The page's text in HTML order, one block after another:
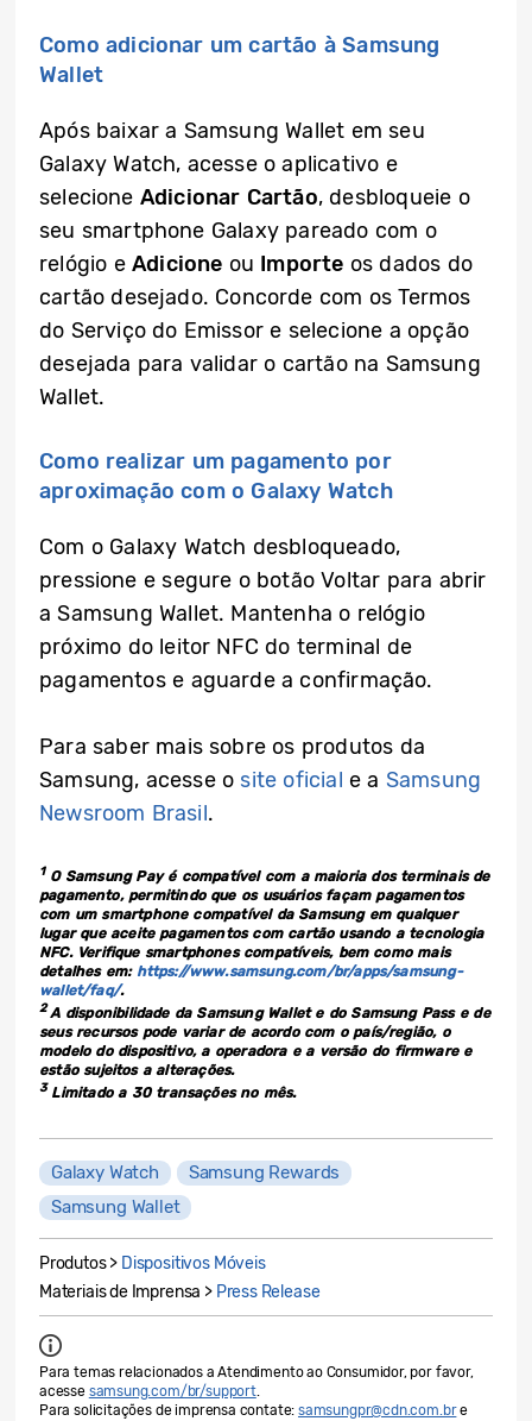
Como adicionar um cartão à Samsung
Wallet
Após baixar a Samsung Wallet em seu
Galaxy Watch, acesse o aplicativo e
selecione Adicionar Cartão, desbloqueie o
seu smartphone Galaxy pareado com o
relógio e Adicione ou Importe os dados do
cartão desejado. Concorde com os Termos
do Serviço do Emissor e selecione a opção
desejada para validar o cartão na Samsung
Wallet.
Como realizar um pagamento por
aproximação com o Galaxy Watch
Com o Galaxy Watch desbloqueado,
pressione e segure o botão Voltar para abrir
a Samsung Wallet. Mantenha o relógio
próximo do leitor NFC do terminal de
pagamentos e aguarde a confirmação.
Para saber mais sobre os produtos da
Samsung, acesse o site oficial e a Samsung
Newsroom Brasil.
1O Samsung Pay é compatível com a maioria dos terminais de
pagamento, permitindo que os usuários façam pagamentos
com um smartphone compatível da Samsung em qualquer
lugar que aceite pagamentos com cartão usando a tecnologia
NFC. Verifique smartphones compatíveis, bem como mais
detalhes em: https://www.samsung.com/br/apps/samsung-
wallet/faq/.
2A disponibilidade da Samsung Wallet e do Samsung Pass e de
seus recursos pode variar de acordo com o país/região, o
modelo do dispositivo, a operadora e a versão do firmware e
estão sujeitos a alterações.
3Limitado a 30 transações no mês.
Galaxy Watch
Samsung Rewards
Samsung Wallet
Produtos > Dispositivos Móveis
Materiais de Imprensa > Press Release
Para temas relacionados a Atendimento ao Consumidor, por favor,
acesse samsung.com/br/support.
Para solicitações de imprensa contate: samsungpr@cdn.com.bre